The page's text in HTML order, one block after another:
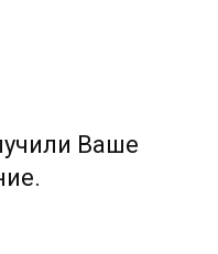
Ваше